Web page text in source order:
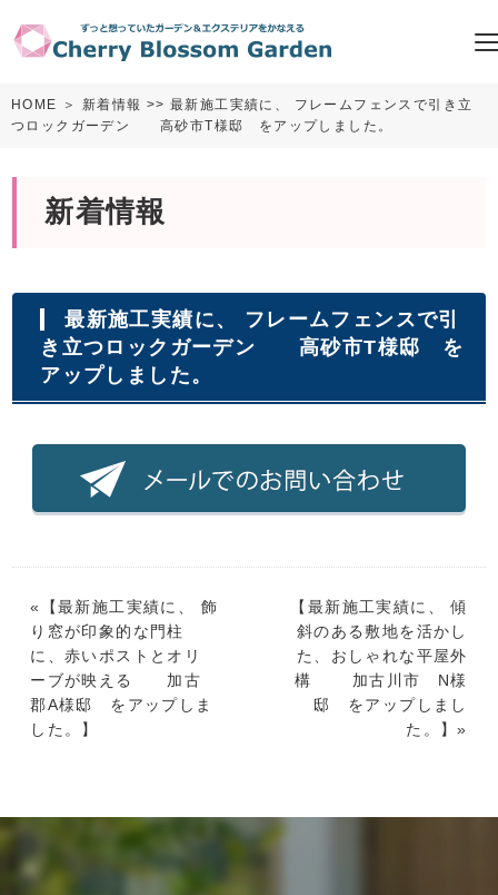
HOME ＞ 新着情報 >> 最新施工実績に、 フレームフェンスで引き立
つロックガーデン 高砂市T様邸 をアップしました。
新着情報
最新施工実績に、 フレームフェンスで引
き立つロックガーデン 高砂市T様邸 を
アップしました。
«【最新施工実績に、 飾
り窓が印象的な門柱
に、赤いポストとオリ
ーブが映える 加古
郡A様邸 をアップしま
した。
】
【 最新施工実績に、 傾
斜のある敷地を活かし
た、おしゃれな平屋外
構 加古川市 N様
邸 をアップしまし
た。
】»